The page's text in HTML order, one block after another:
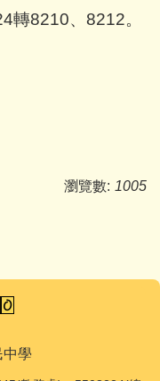
轉8210、8212。
瀏覽數: 1005
中學